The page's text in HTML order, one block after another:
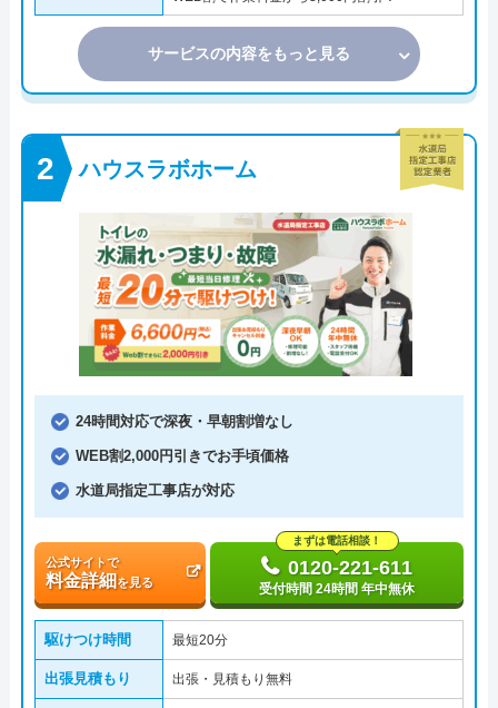
サービスの内容をもっと見る
ハウスラボホーム
24時間対応で深夜・早朝割増なし
WEB割2,000円引きでお手頃価格
水道局指定工事店が対応
公式サイトで
料金詳細を見る
まずは電話相談！
0120-221-611
受付時間 24時間 年中無休
駆けつけ時間 最短20分
出張見積もり 出張・見積もり無料